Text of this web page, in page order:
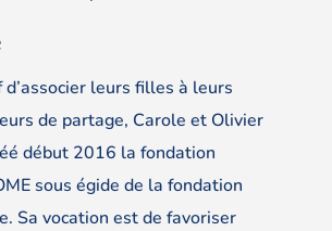
d’associer leurs filles à leurs
de partage, Carole et Olivier
début 2016 la fondation
sous égide de la fondation
Sa vocation est de favoriser